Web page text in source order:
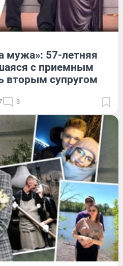
мужа»: 57-летняя
с приемным
вторым супругом
3